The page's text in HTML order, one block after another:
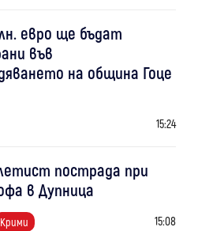
евро ще бъдат
във
на община Гоце
15:24
пострада при
в Дупница
Крими 15:08